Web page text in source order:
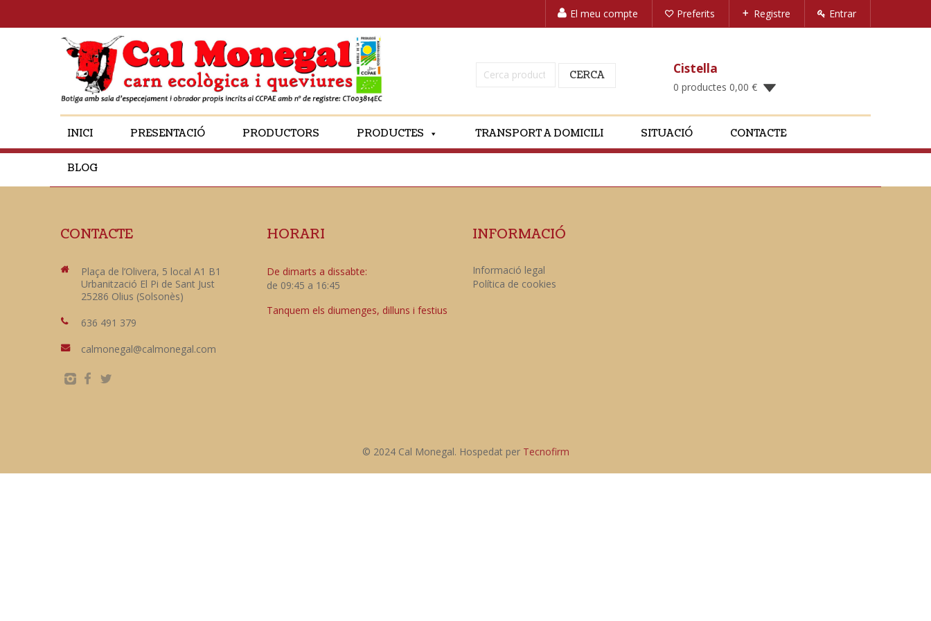
El meu compte Preferits Registre Entrar
Cerca: CERCA Cistella
0 productes 0,00 €
INICI PRESENTACIÓ PRODUCTORS PRODUCTES TRANSPORT A DOMICILI SITUACIÓ CONTACTE
BLOG
CONTACTE
Plaça de l’Olivera, 5 local A1 B1
Urbanització El Pi de Sant Just
25286 Olius (Solsonès)
636 491 379
calmonegal@calmonegal.com
HORARI
De dimarts a dissabte:
de 09:45 a 16:45
Tanquem els diumenges, dilluns i festius
INFORMACIÓ
Informació legal
Política de cookies
© 2024 Cal Monegal. Hospedat per Tecnofirm